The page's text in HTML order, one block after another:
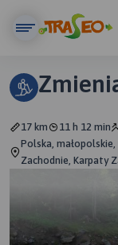
17 km 11 h 12 min
Polska,
Zachodnie, Karpaty